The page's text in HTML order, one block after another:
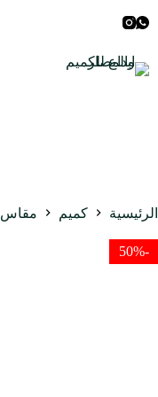
إلى
الرئيسية كميم مقاس 11 وربع
-50%